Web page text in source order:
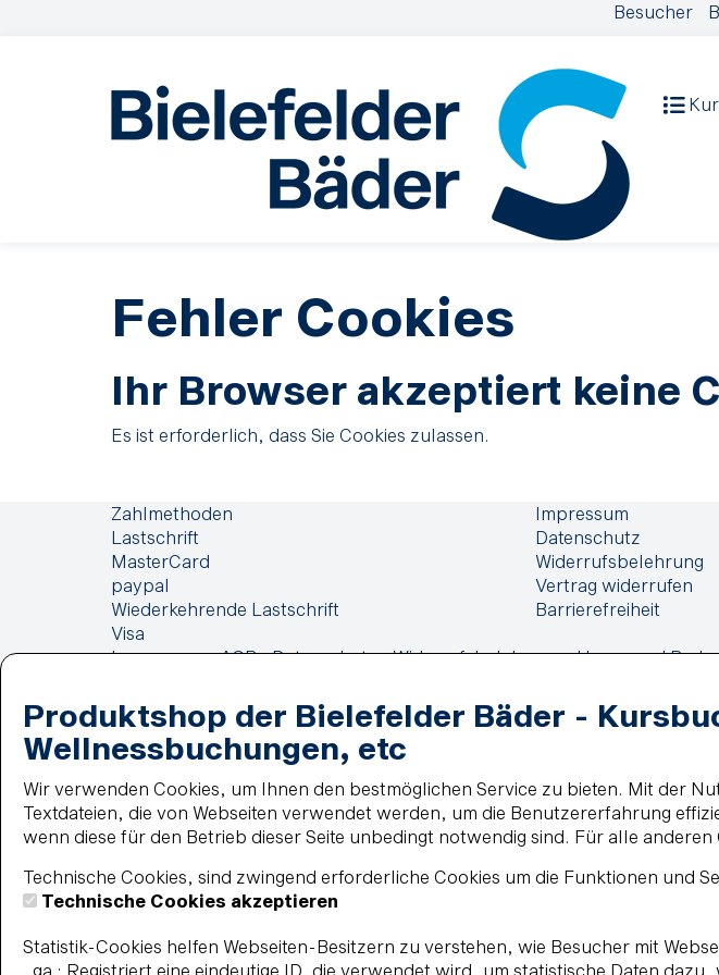
Besucher
Fehler Cookies
Ihr Browser akzeptiert keine
Es ist erforderlich, dass Sie Cookies zulassen.
Zahlmethoden
Lastschrift
MasterCard
paypal
Wiederkehrende Lastschrift
Visa
Impressum
Datenschutz
Widerrufsbelehrung
Vertrag widerrufen
Barrierefreiheit
Impressum AGB Datenschutz Widerrufsbelehrung Haus- und
Produktshop der Bielefelder Bäder -
Wellnessbuchungen, etc
Wir verwenden Cookies, um Ihnen den bestmöglichen Service zu bieten. Mit der
Textdateien, die von Webseiten verwendet werden, um die Benutzererfahrung
wenn diese für den Betrieb dieser Seite unbedingt notwendig sind. Für alle
Technische Cookies, sind zwingend erforderliche Cookies um die Funktionen und
Technische Cookies akzeptieren
Statistik-Cookies helfen Webseiten-Besitzern zu verstehen, wie Besucher mit
_ga : Registriert eine eindeutige ID, die verwendet wird, um statistische Daten